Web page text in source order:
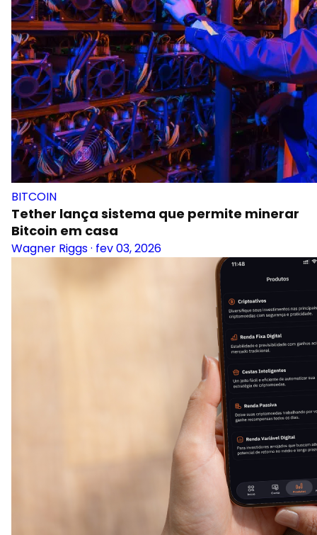
BITCOIN
Tether lança sistema que permite minerar
Bitcoin em casa
Wagner Riggs· fev 03, 2026